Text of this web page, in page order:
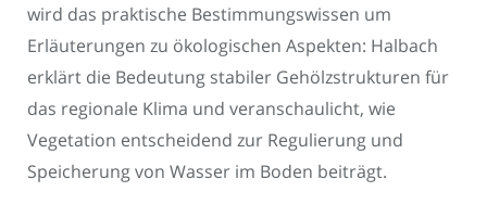
wird das praktische Bestimmungswissen um
Erläuterungen zu ökologischen Aspekten: Halbach
erklärt die Bedeutung stabiler Gehölzstrukturen für
das regionale Klima und veranschaulicht, wie
Vegetation entscheidend zur Regulierung und
Speicherung von Wasser im Boden beiträgt.